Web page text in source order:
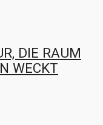
DIE RAUM
WECKT